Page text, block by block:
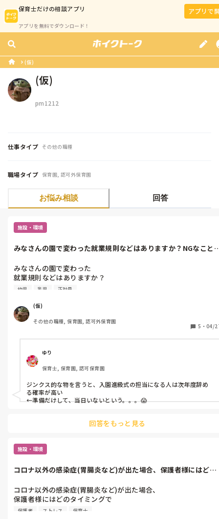
保育士だけの相談アプリ
アプリを無料でダウンロード！
アプリで
(仮)
(仮)
pm1212
仕事タイプ その他の職種
職場タイプ 保育園, 認可外保育園
お悩み相談 回答
施設・環境
みなさんの園で変わった就業規則などはありますか？NGなこと
みなさんの園で変わった
就業規則などはありますか？
NGなことでもOKなことでも
NG例→飲み物は水のみ！就業時間の30分前出勤等。
OK例→中抜けで病院や役所に行ける。髪型自由等。
またはジンクス的なものも
募集します！！
ジンクス例→〇〇組の担任はいずれ主任になる。
ピアノが得意な先生は〇〇組の補助等。
沢山回答いただけたら嬉しいです😊
幼児 乳児 正社員
(仮)
その他の職種, 保育園, 認可外保育園
5 ・ 04/
ゆり
保育士, 保育園, 認可保育園
ジンクス的な物を言うと、入園進級式の担当になる人は次年度辞め
る確率が高い
←準備だけして、当日いないという。。。😱
回答をもっと見る
施設・環境
コロナ以外の感染症(胃腸炎など)が出た場合、保護者様にはどの
コロナ以外の感染症(胃腸炎など)が出た場合、
保護者様にはどのタイミングで
お知らせしますか？
保護者 ストレス 保育士